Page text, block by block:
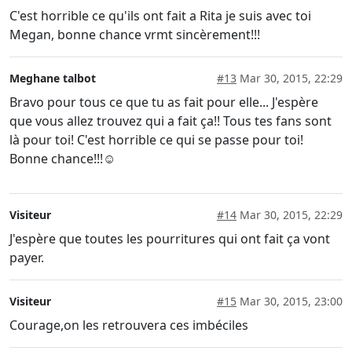
C'est horrible ce qu'ils ont fait a Rita je suis avec toi
Megan, bonne chance vrmt sincèrement!!!
Meghane talbot #13 Mar 30, 2015, 22:29
Bravo pour tous ce que tu as fait pour elle... J'espère
que vous allez trouvez qui a fait ça!! Tous tes fans sont
là pour toi! C'est horrible ce qui se passe pour toi!
Bonne chance!!!☺
Visiteur #14 Mar 30, 2015, 22:29
J'espère que toutes les pourritures qui ont fait ça vont
payer.
Visiteur #15 Mar 30, 2015, 23:00
Courage,on les retrouvera ces imbéciles